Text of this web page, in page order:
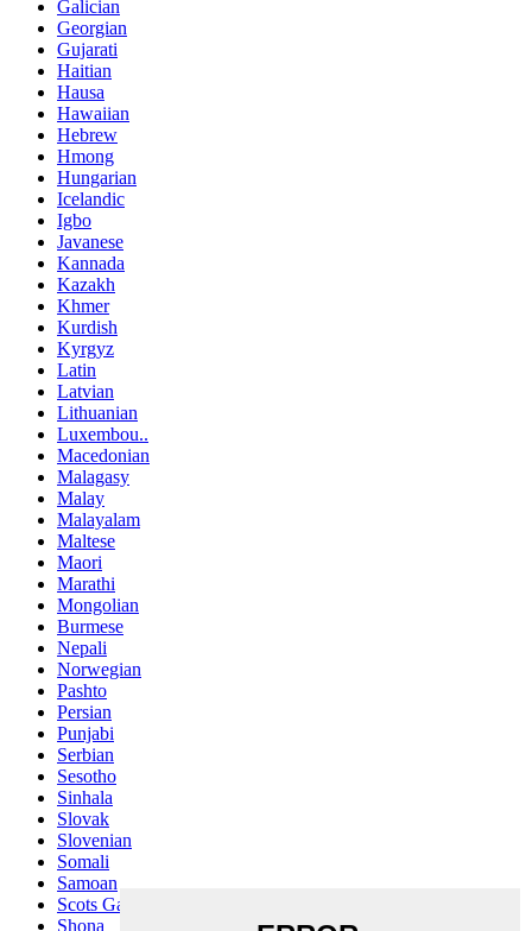
Galician
Georgian
Gujarati
Haitian
Hausa
Hawaiian
Hebrew
Hmong
Hungarian
Icelandic
Igbo
Javanese
Kannada
Kazakh
Khmer
Kurdish
Kyrgyz
Latin
Latvian
Lithuanian
Luxembou..
Macedonian
Malagasy
Malay
Malayalam
Maltese
Maori
Marathi
Mongolian
Burmese
Nepali
Norwegian
Pashto
Persian
Punjabi
Serbian
Sesotho
Sinhala
Slovak
Slovenian
Somali
Samoan
Scots Gaelic
Shona